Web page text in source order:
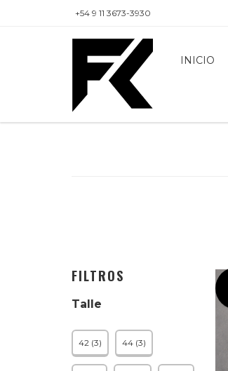
+54 9 11 3673-3930
INICIO
FILTROS
Talle
42 (3) 44 (3)